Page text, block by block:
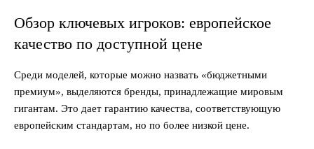
Обзор ключевых игроков: европейское
качество по доступной цене
Среди моделей, которые можно назвать «бюджетными
премиум», выделяются бренды, принадлежащие мировым
гигантам. Это дает гарантию качества, соответствующую
европейским стандартам, но по более низкой цене.